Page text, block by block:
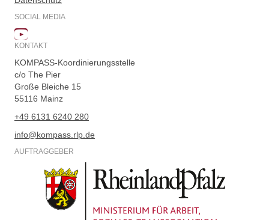
SOCIAL MEDIA
KONTAKT
KOMPASS-Koordinierungsstelle
c/o The Pier
Große Bleiche 15
55116 Mainz
+49 6131 6240 280
info@kompass.rlp.de
AUFTRAGGEBER